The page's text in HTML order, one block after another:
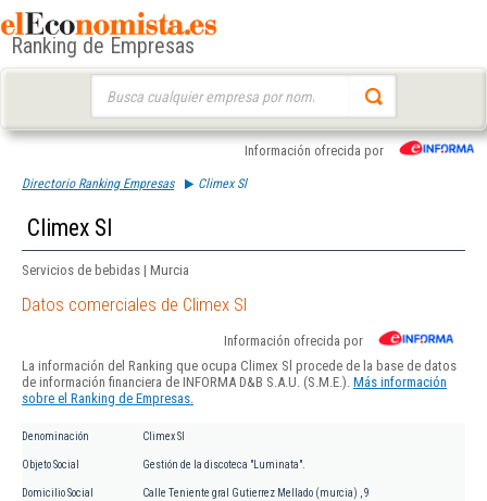
Ranking de Empresas
Información ofrecida por
Directorio Ranking Empresas Climex Sl
Climex Sl
Servicios de bebidas | Murcia
Datos comerciales de Climex Sl
Información ofrecida por
La información del Ranking que ocupa Climex Sl procede de la base de datos
de información financiera de INFORMA D&B S.A.U. (S.M.E.). Más información
sobre el Ranking de Empresas.
Denominación Climex Sl
Objeto Social Gestión de la discoteca "Luminata".
Domicilio Social Calle Teniente gral Gutierrez Mellado (murcia) , 9